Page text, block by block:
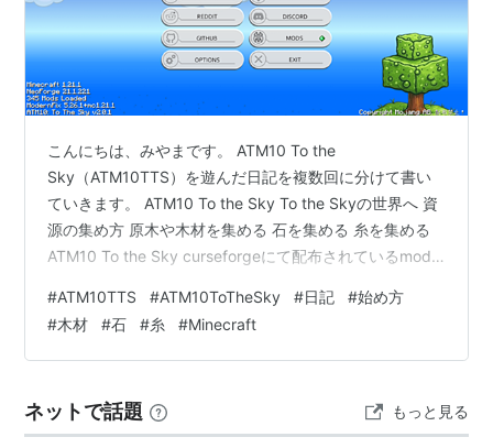
こんにちは、みやまです。 ATM10 To the
Sky（ATM10TTS）を遊んだ日記を複数回に分けて書い
ていきます。 ATM10 To the Sky To the Skyの世界へ 資
源の集め方 原木や木材を集める 石を集める 糸を集める
ATM10 To the Sky curseforgeにて配布されているmod
じチームが作成しています。 オーバーワールドにあるの
はスポーンする島のみ、ネザーには建造物だけ、エンド
は通常通りのバイオームがある、というものです。オー
なっているような世…
#ATM10TTS #ATM10ToTheSky #日記 #始め方
#木材 #石 #糸 #Minecraft
ネットで話題 もっと見る